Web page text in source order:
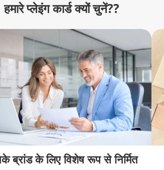
हमारे प्लेइंग कार्ड क्यों चुनें??
ब्रांड के लिए विशेष रूप से निर्मित